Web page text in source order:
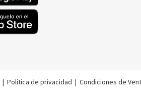
| Política de privacidad | Condiciones de